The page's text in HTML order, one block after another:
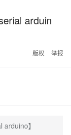
arduin
版权 举报
】